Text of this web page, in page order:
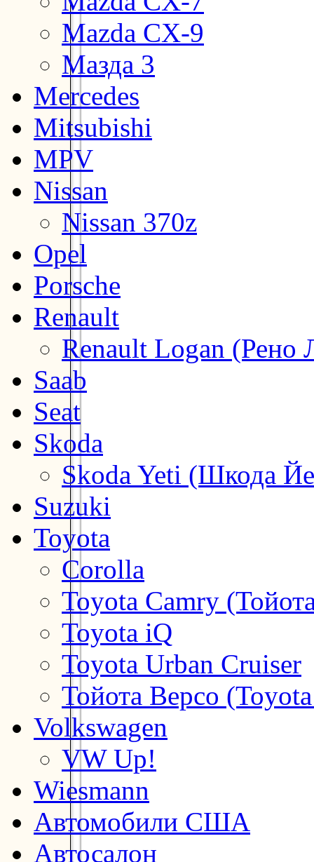
Mazda CX-9
Мазда 3
Mercedes
Mitsubishi
MPV
Nissan
Nissan 370z
Opel
Porsche
Renault
Renault Logan (Рено
Saab
Seat
Skoda
Skoda Yeti (Шкода
Suzuki
Toyota
Corolla
Toyota Camry
Toyota iQ
Toyota Urban Cruiser
Тойота Версо
Volkswagen
VW Up!
Wiesmann
Автомобили США
Автосалон